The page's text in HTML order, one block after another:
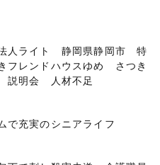
人ライト 静岡県静岡市 特
フレンドハウスゆめ さつき
説明会 人材不足
で充実のシニアライフ